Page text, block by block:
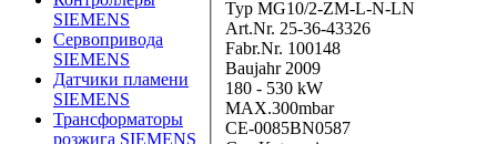
SIEMENS
Сервопривода
SIEMENS
Датчики пламени
SIEMENS
Трансформаторы
розжига SIEMENS
Typ MG10/2-ZM-L-N-LN
Art.Nr. 25-36-43326
Fabr.Nr. 100148
Baujahr 2009
180 - 530 kW
MAX.300mbar
CE-0085BN0587